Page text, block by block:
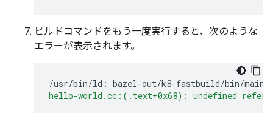
ビルドコマンドをもう一度実行すると、次のような
エラーが表示されます。
/usr/bin/ld: bazel-out/k8-fastbuild/bin/
hello-world.cc:(.text+0x68): undefined